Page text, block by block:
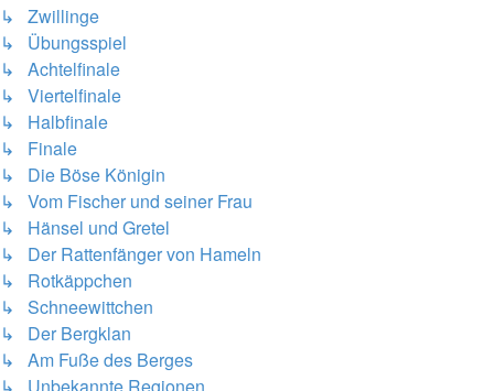
↳ Zwillinge
↳ Übungsspiel
↳ Achtelfinale
↳ Viertelfinale
↳ Halbfinale
↳ Finale
↳ Die Böse Königin
↳ Vom Fischer und seiner Frau
↳ Hänsel und Gretel
↳ Der Rattenfänger von Hameln
↳ Rotkäppchen
↳ Schneewittchen
↳ Der Bergklan
↳ Am Fuße des Berges